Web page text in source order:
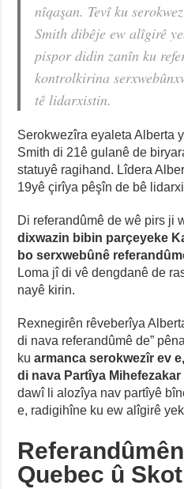
nîqaşan. Tevî ku
Smith dibêje ew alîgirê
pispor didin zanîn ku
kontrolkirina
tê lidarxistin.
Serokwezîra eyaleta Alberta
Smith di 21ê gulanê de
statuyê ragihand. Lîdera
19yê çirîya pêşîn de bê
Di referandûmê de wê pirs ji
dixwazin bibin parçeyeke
bo serxwebûnê
Loma jî di vê dengdanê de
nayê kirin.
Rexnegirên rêveberîya
di nava referandûmê de”
kuarmanca serokwezîr ev
di nava Partîya
dawî li alozîya nav partîyê
e, radigihîne ku ew alîgirê
Quebec û